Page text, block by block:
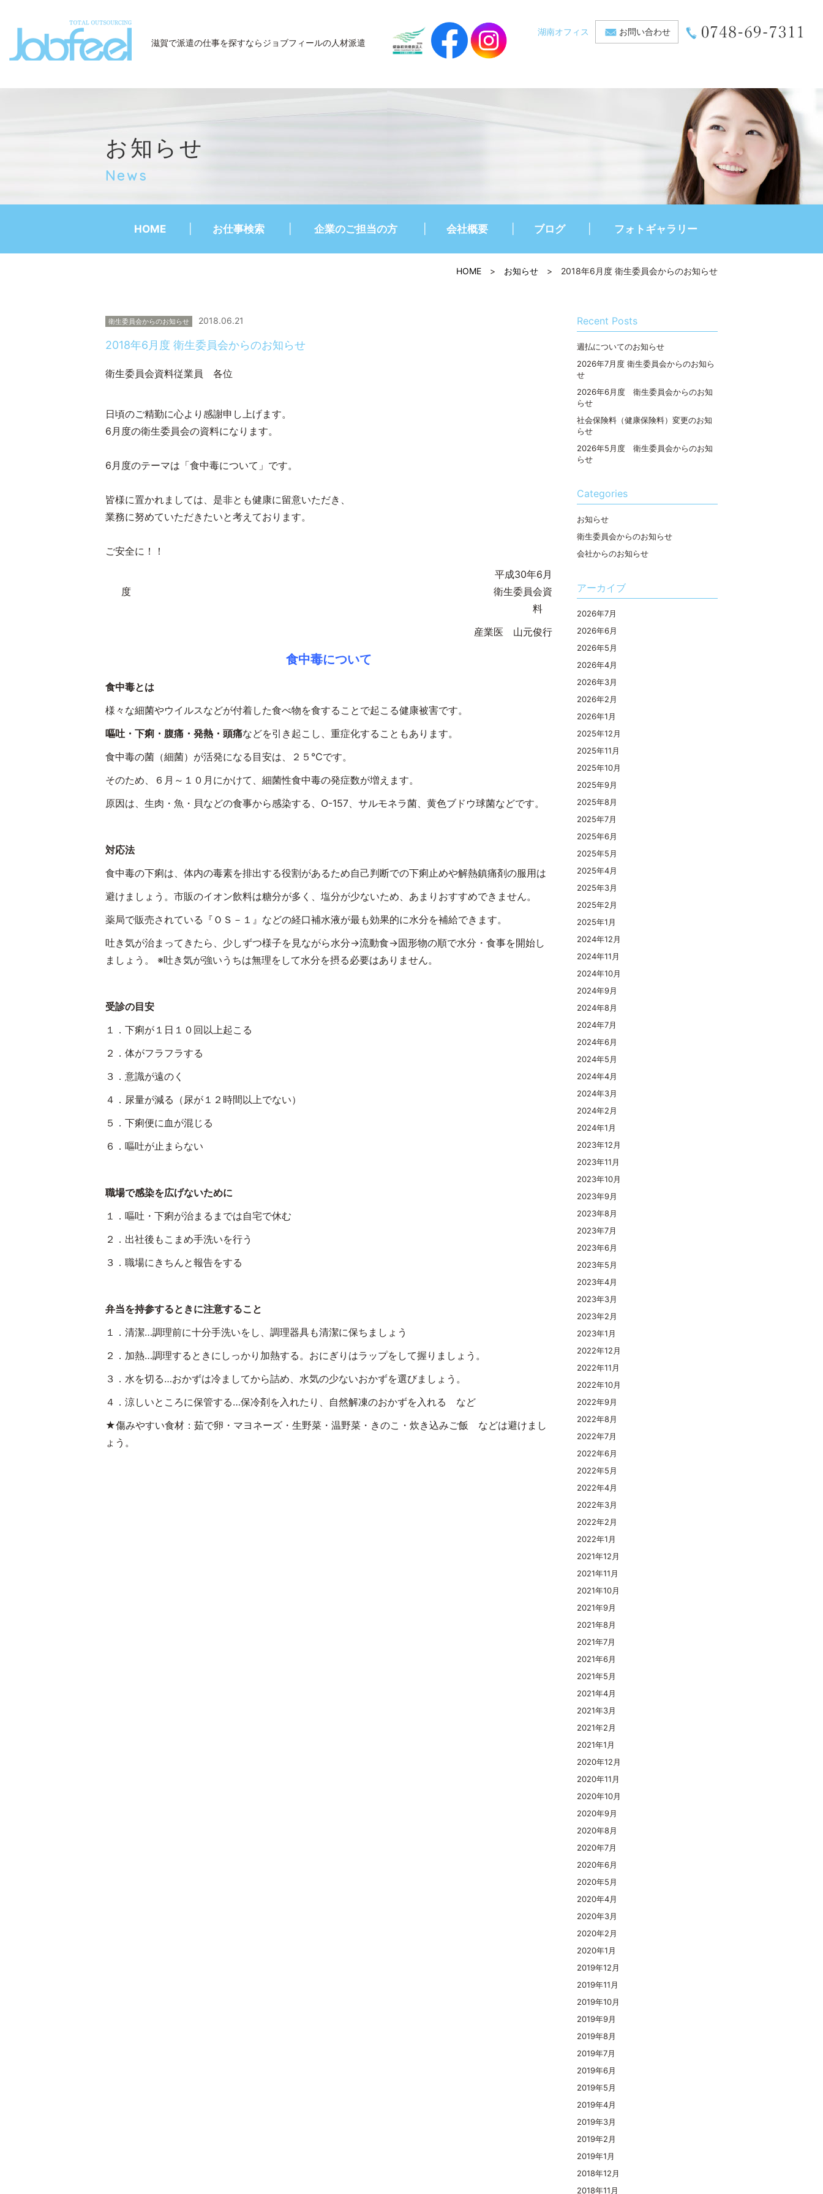
滋賀で派遣の仕事を探すならジョブフィールの人材派遣
湖南オフィス お問い合わせ
お知らせ
News
HOME お仕事検索 企業のご担当の方 会社概要 ブログ フォトギャラリー
HOME > お知らせ > 2018年6月度 衛生委員会からのお知らせ
衛生委員会からのお知らせ 2018.06.21
2018年6月度 衛生委員会からのお知らせ
衛生委員会資料従業員 各位
日頃のご精勤に心より感謝申し上げます。
6月度の衛生委員会の資料になります。
6月度のテーマは「食中毒について」です。
皆様に置かれましては、是非とも健康に留意いただき、
業務に努めていただきたいと考えております。
ご安全に！！
平成30年6月
度 衛生委員会資
料
産業医 山元俊行
食中毒について
食中毒とは
様々な細菌やウイルスなどが付着した食べ物を食することで起こる健康被害です。
嘔吐・下痢・腹痛・発熱・頭痛などを引き起こし、重症化することもあります。
食中毒の菌（細菌）が活発になる目安は、２５℃です。
そのため、６月～１０月にかけて、細菌性食中毒の発症数が増えます。
原因は、生肉・魚・貝などの食事から感染する、O-157、サルモネラ菌、黄色ブドウ球菌などです。
対応法
食中毒の下痢は、体内の毒素を排出する役割があるため自己判断での下痢止めや解熱鎮痛剤の服用は
避けましょう。市販のイオン飲料は糖分が多く、塩分が少ないため、あまりおすすめできません。
薬局で販売されている『ＯＳ－１』などの経口補水液が最も効果的に水分を補給できます。
吐き気が治まってきたら、少しずつ様子を見ながら水分→流動食→固形物の順で水分・食事を開始し
ましょう。 ※吐き気が強いうちは無理をして水分を摂る必要はありません。
受診の目安
１．下痢が１日１０回以上起こる
２．体がフラフラする
３．意識が遠のく
４．尿量が減る（尿が１２時間以上でない）
５．下痢便に血が混じる
６．嘔吐が止まらない
職場で感染を広げないために
１．嘔吐・下痢が治まるまでは自宅で休む
２．出社後もこまめ手洗いを行う
３．職場にきちんと報告をする
弁当を持参するときに注意すること
１．清潔…調理前に十分手洗いをし、調理器具も清潔に保ちましょう
２．加熱…調理するときにしっかり加熱する。おにぎりはラップをして握りましょう。
３．水を切る…おかずは冷ましてから詰め、水気の少ないおかずを選びましょう。
４．涼しいところに保管する…保冷剤を入れたり、自然解凍のおかずを入れる など
★傷みやすい食材：茹で卵・マヨネーズ・生野菜・温野菜・きのこ・炊き込みご飯 などは避けまし
ょう。
Recent Posts
週払についてのお知らせ
2026年7月度 衛生委員会からのお知ら
せ
2026年6月度 衛生委員会からのお知
らせ
社会保険料（健康保険料）変更のお知
らせ
2026年5月度 衛生委員会からのお知
らせ
Categories
お知らせ
衛生委員会からのお知らせ
会社からのお知らせ
アーカイブ
2026年7月
2026年6月
2026年5月
2026年4月
2026年3月
2026年2月
2026年1月
2025年12月
2025年11月
2025年10月
2025年9月
2025年8月
2025年7月
2025年6月
2025年5月
2025年4月
2025年3月
2025年2月
2025年1月
2024年12月
2024年11月
2024年10月
2024年9月
2024年8月
2024年7月
2024年6月
2024年5月
2024年4月
2024年3月
2024年2月
2024年1月
2023年12月
2023年11月
2023年10月
2023年9月
2023年8月
2023年7月
2023年6月
2023年5月
2023年4月
2023年3月
2023年2月
2023年1月
2022年12月
2022年11月
2022年10月
2022年9月
2022年8月
2022年7月
2022年6月
2022年5月
2022年4月
2022年3月
2022年2月
2022年1月
2021年12月
2021年11月
2021年10月
2021年9月
2021年8月
2021年7月
2021年6月
2021年5月
2021年4月
2021年3月
2021年2月
2021年1月
2020年12月
2020年11月
2020年10月
2020年9月
2020年8月
2020年7月
2020年6月
2020年5月
2020年4月
2020年3月
2020年2月
2020年1月
2019年12月
2019年11月
2019年10月
2019年9月
2019年8月
2019年7月
2019年6月
2019年5月
2019年4月
2019年3月
2019年2月
2019年1月
2018年12月
2018年11月